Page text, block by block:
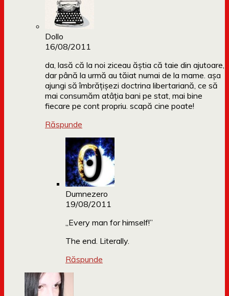
Dollo
16/08/2011
da, lasă că la noi ziceau ăștia că taie din ajutoare,
dar până la urmă au tăiat numai de la mame. așa
ajungi să îmbrățișezi doctrina libertariană, ce să
mai consumăm atâția bani pe stat, mai bine
fiecare pe cont propriu. scapă cine poate!
Răspunde
Dumnezero
19/08/2011
„Every man for himself!”
The end. Literally.
Răspunde